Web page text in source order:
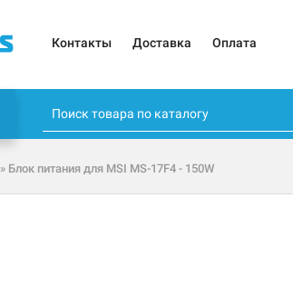
Контакты Доставка Оплата
» Блок питания для MSI MS-17F4 - 150W